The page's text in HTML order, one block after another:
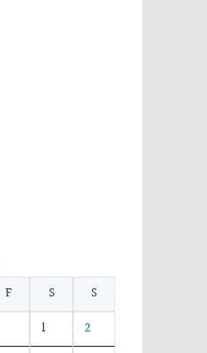
F S
S
1
2